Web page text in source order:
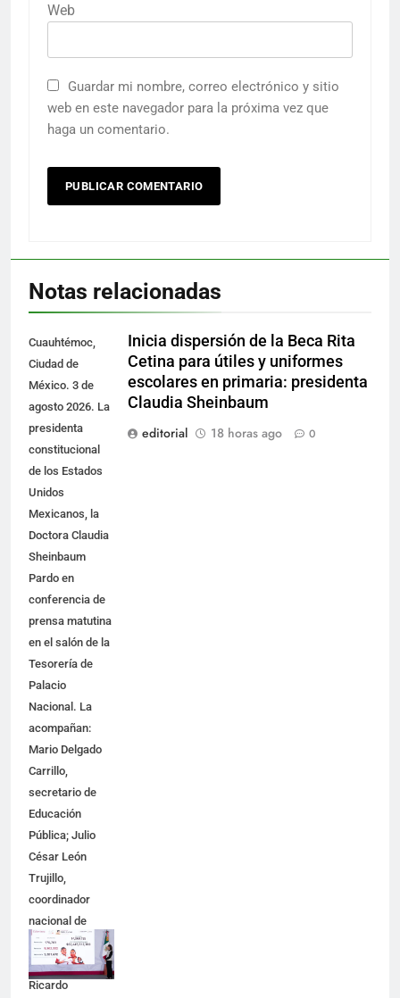
Web
Guardar mi nombre, correo electrónico y sitio
web en este navegador para la próxima vez que
haga un comentario.
Notas relacionadas
Cuauhtémoc,
Ciudad de
México. 3 de
agosto 2026. La
presidenta
constitucional
de los Estados
Unidos
Mexicanos, la
Doctora Claudia
Sheinbaum
Pardo en
conferencia de
prensa matutina
en el salón de la
Tesorería de
Palacio
Nacional. La
acompañan:
Mario Delgado
Carrillo,
secretario de
Educación
Pública; Julio
César León
Trujillo,
coordinador
nacional de
becas para el
Bienestar;
Ricardo
Inicia dispersión de la Beca Rita
Cetina para útiles y uniformes
escolares en primaria: presidenta
Claudia Sheinbaum
editorial
18 horas ago 0